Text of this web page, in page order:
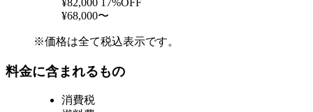
¥82,000 17%OFF
¥68,000〜
※価格は全て税込表示です。
料金に含まれるもの
消費税